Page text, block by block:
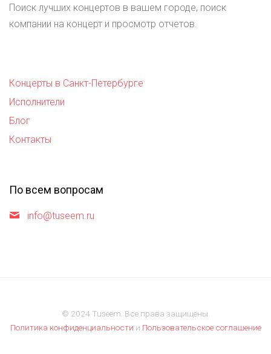
Поиск лучших концертов в вашем городе, поиск
компании на концерт и просмотр отчетов.
Концерты в Санкт-Петербурге
Исполнители
Блог
Контакты
По всем вопросам
info@tuseem.ru
© 2024 Tuseem. Все права защищены.
Политика конфиденциальности и Пользовательское соглашение